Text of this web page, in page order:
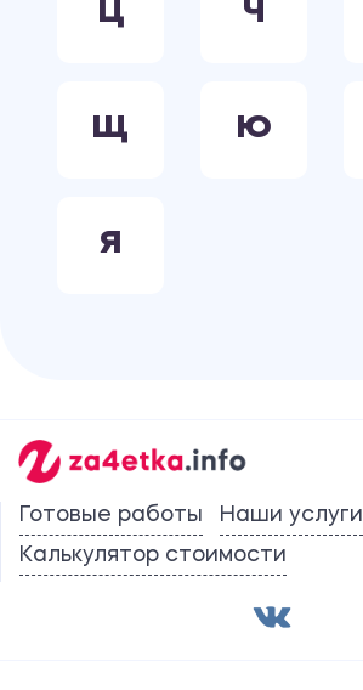
Ц Ч
Щ Ю
Я
Готовые работы
Наши услуги
Калькулятор стоимости